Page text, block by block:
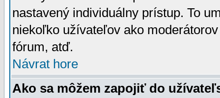
nastavený individuálny prístup. To
niekoľko užívateľov ako
fórum, atď.
Návrat hore
Ako sa môžem zapojiť do